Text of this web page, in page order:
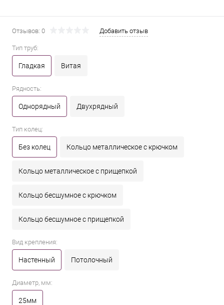
Отзывов: 0 Добавить отзыв
Тип труб:
Гладкая Витая
Рядность:
Однорядный Двухрядный
Тип колец:
Без колец Кольцо металлическое с крючком
Кольцо металлическое с прищепкой
Кольцо бесшумное с крючком
Кольцо бесшумное с прищепкой
Вид крепления:
Настенный Потолочный
Диаметр, мм:
25мм